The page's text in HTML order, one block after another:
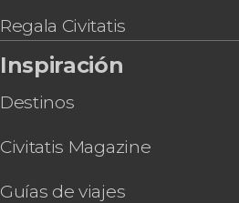
Atenas con audioguía
Regala Civitatis
Inspiración
Destinos
Civitatis Magazine
Guías de viajes